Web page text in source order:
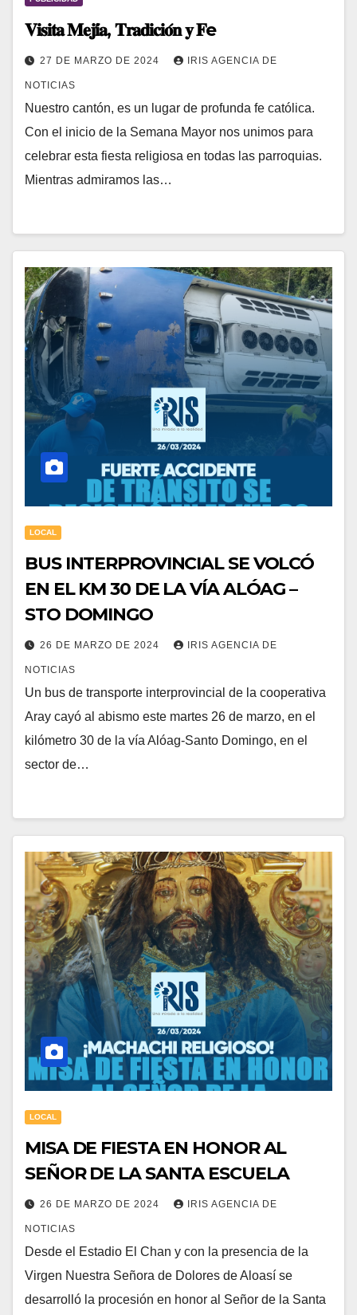
𝐕𝐢𝐬𝐢𝐭𝐚 𝐌𝐞𝐣𝐢́𝐚, 𝐓𝐫𝐚𝐝𝐢𝐜𝐢𝐨́𝐧 𝐲 𝐅e
27 DE MARZO DE 2024 IRIS AGENCIA DE
NOTICIAS
Nuestro cantón, es un lugar de profunda fe católica.
Con el inicio de la Semana Mayor nos unimos para
celebrar esta fiesta religiosa en todas las parroquias.
Mientras admiramos las…
LOCAL
BUS INTERPROVINCIAL SE VOLCÓ
EN EL KM 30 DE LA VÍA ALÓAG –
STO DOMINGO
26 DE MARZO DE 2024 IRIS AGENCIA DE
NOTICIAS
Un bus de transporte interprovincial de la cooperativa
Aray cayó al abismo este martes 26 de marzo, en el
kilómetro 30 de la vía Alóag-Santo Domingo, en el
sector de…
LOCAL
MISA DE FIESTA EN HONOR AL
SEÑOR DE LA SANTA ESCUELA
26 DE MARZO DE 2024 IRIS AGENCIA DE
NOTICIAS
Desde el Estadio El Chan y con la presencia de la
Virgen Nuestra Señora de Dolores de Aloasí se
desarrolló la procesión en honor al Señor de la Santa